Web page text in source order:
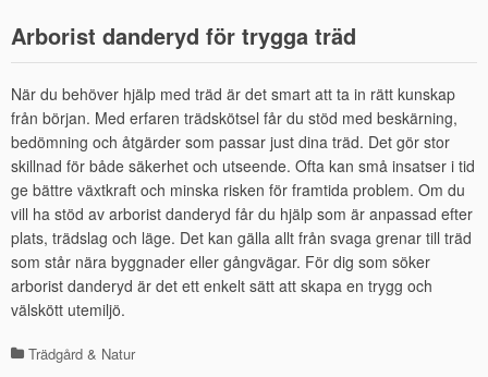
Arborist danderyd för trygga träd
När du behöver hjälp med träd är det smart att ta in rätt kunskap
från början. Med erfaren trädskötsel får du stöd med beskärning,
bedömning och åtgärder som passar just dina träd. Det gör stor
skillnad för både säkerhet och utseende. Ofta kan små insatser i tid
ge bättre växtkraft och minska risken för framtida problem. Om du
vill ha stöd av arborist danderyd får du hjälp som är anpassad efter
plats, trädslag och läge. Det kan gälla allt från svaga grenar till träd
som står nära byggnader eller gångvägar. För dig som söker
arborist danderyd är det ett enkelt sätt att skapa en trygg och
välskött utemiljö.
Kategorier
Trädgård & Natur